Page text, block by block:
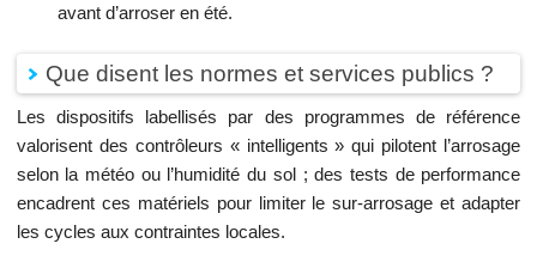
avant d’arroser en été.
Que disent les normes et services publics ?
Les dispositifs labellisés par des programmes de référence
valorisent des contrôleurs « intelligents » qui pilotent l’arrosage
selon la météo ou l’humidité du sol ; des tests de performance
encadrent ces matériels pour limiter le sur-arrosage et adapter
les cycles aux contraintes locales.